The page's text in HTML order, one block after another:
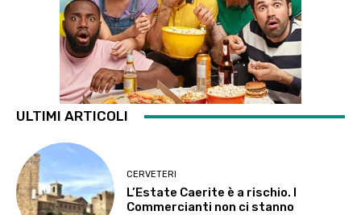
ULTIMI ARTICOLI
CERVETERI
L’Estate Caerite è a rischio. I
Commercianti non ci stanno